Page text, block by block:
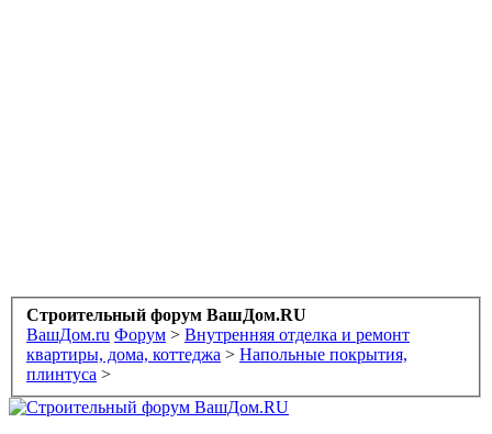
Строительный форум ВашДом.RU
ВашДом.ru Форум > Внутренняя отделка и ремонт
квартиры, дома, коттеджа > Напольные покрытия,
плинтуса >